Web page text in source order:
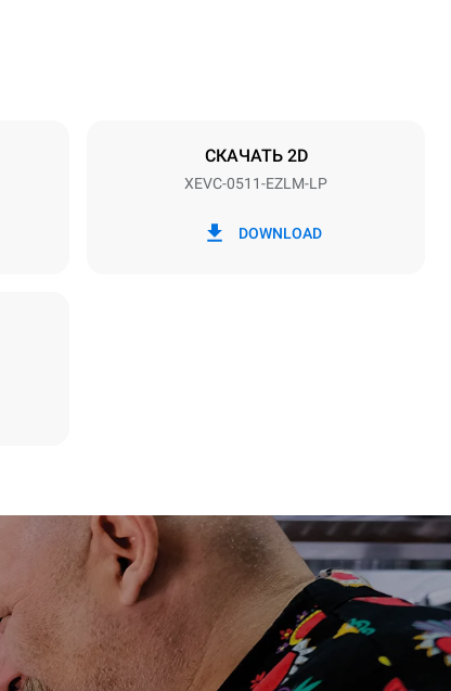
быть
СКАЧАТЬ 2D
XEVC-0511-EZLM-LP
DOWNLOAD